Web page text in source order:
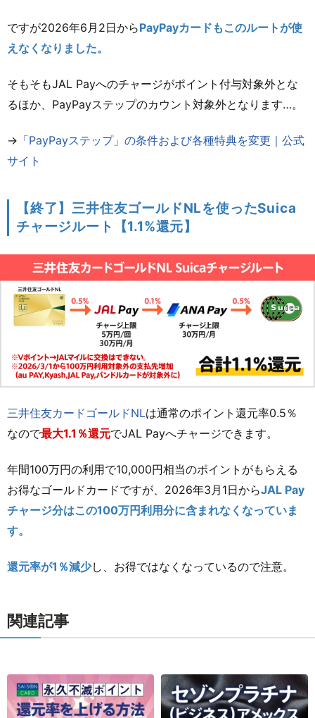
ですが2026年6月2日からPayPayカードもこのルートが使
えなくなりました。
そもそもJAL Payへのチャージがポイント付与対象外とな
るほか、PayPayステップのカウント対象外となります…。
→ 「PayPayステップ」の条件および各種特典を変更｜公式
サイト
【終了】三井住友ゴールドNLを使ったSuica
チャージルート【1.1%還元】
三井住友カードゴールドNLは通常のポイント還元率0.5％
なので最大1.1％還元でJAL Payへチャージできます。
年間100万円の利用で10,000円相当のポイントがもらえる
お得なゴールドカードですが、2026年3月1日からJAL Pay
チャージ分はこの100万円利用分に含まれなくなっていま
す。
還元率が1％減少し、お得ではなくなっているので注意。
関連記事